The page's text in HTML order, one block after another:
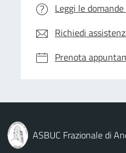
Leggi le
Richiedi
Prenota
ASBUC Frazionale di